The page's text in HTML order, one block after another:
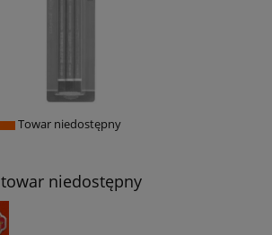
Towar niedostępny
towar niedostępny